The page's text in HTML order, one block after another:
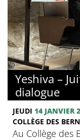
Yeshiva –
dialogue
JEUDI 14 JANVIER
COLLÈGE DES
Au Collège des